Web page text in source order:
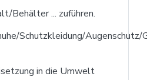
Behälter ... zuführen.
Schutzkleidung/Augenschutz/
in die Umwelt